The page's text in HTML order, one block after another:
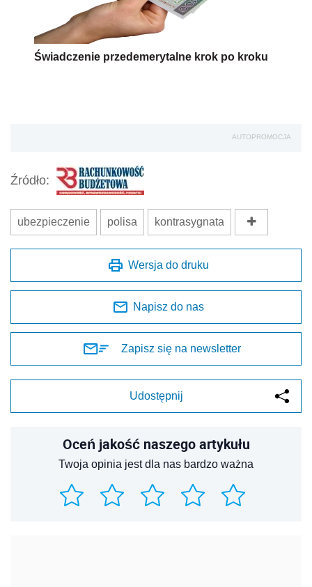
Świadczenie przedemerytalne krok po kroku
AUTOPROMOCJA
Źródło:
ubezpieczenie polisa kontrasygnata
Wersja do druku
Napisz do nas
Zapisz się na newsletter
Udostępnij
Oceń jakość naszego artykułu
Twoja opinia jest dla nas bardzo ważna